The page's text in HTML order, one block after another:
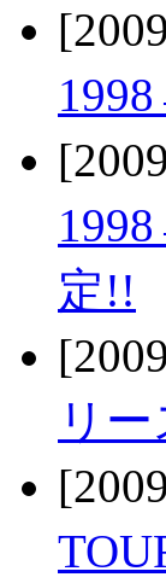
定!!
リ